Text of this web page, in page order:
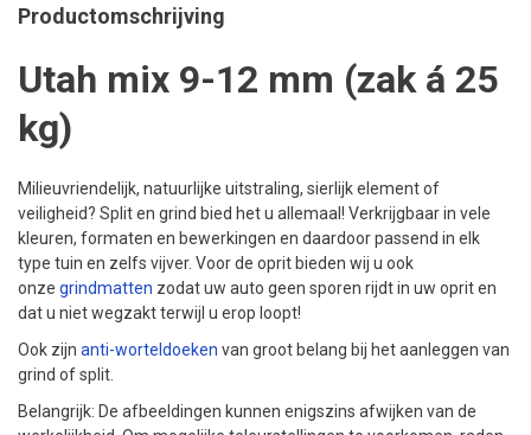
Productomschrijving
Utah mix 9-12 mm (zak á 25
kg)
Milieuvriendelijk, natuurlijke uitstraling, sierlijk element of
veiligheid? Split en grind bied het u allemaal! Verkrijgbaar in vele
kleuren, formaten en bewerkingen en daardoor passend in elk
type tuin en zelfs vijver. Voor de oprit bieden wij u ook
onze grindmatten zodat uw auto geen sporen rijdt in uw oprit en
dat u niet wegzakt terwijl u erop loopt!
Ook zijn anti-worteldoeken van groot belang bij het aanleggen van
grind of split.
Belangrijk: De afbeeldingen kunnen enigszins afwijken van de